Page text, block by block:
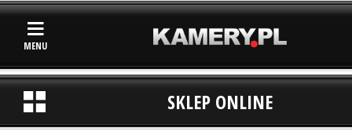
MENU
SKLEP ONLINE